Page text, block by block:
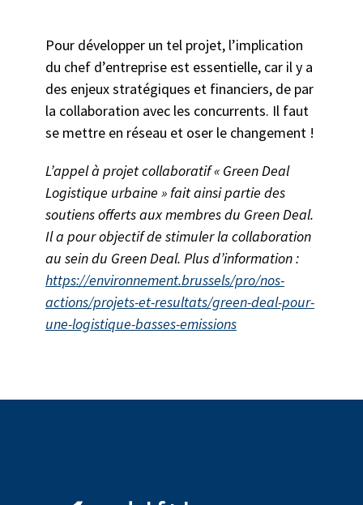
Pour développer un tel projet, l’implication
du chef d’entreprise est essentielle, car il y a
des enjeux stratégiques et financiers, de par
la collaboration avec les concurrents. Il faut
se mettre en réseau et oser le changement !
L’appel à projet collaboratif « Green Deal
Logistique urbaine » fait ainsi partie des
soutiens offerts aux membres du Green Deal.
Il a pour objectif de stimuler la collaboration
au sein du Green Deal. Plus d’information :
https://environnement.brussels/pro/nos-
actions/projets-et-resultats/green-deal-pour-
une-logistique-basses-emissions